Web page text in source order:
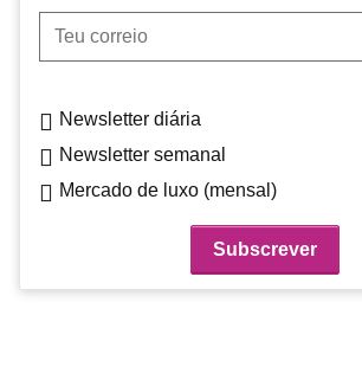
Teu correio
Newsletter diária
Newsletter semanal
Mercado de luxo (mensal)